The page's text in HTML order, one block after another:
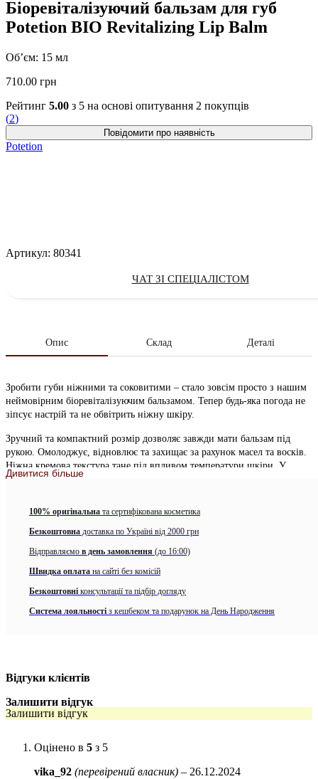
Біоревіталізуючий бальзам для губ
Potetion BIO Revitalizing Lip Balm
Об’єм: 15 мл
710.00 грн
Рейтинг 5.00 з 5 на основі опитування 2 покупців
(2)
Potetion
Артикул: 80341
ЧАТ ЗІ СПЕЦІАЛІСТОМ
Опис Склад Деталі
Зробити губи ніжними та соковитими – стало зовсім просто з нашим
неймовірним біоревіталізуючим бальзамом. Тепер будь-яка погода не
зіпсує настрій та не обвітрить ніжну шкіру.
Зручний та компактний розмір дозволяє завжди мати бальзам під
рукою. Омолоджує, відновлює та захищає за рахунок масел та восків.
Ніжна кремова текстура тане під впливом температури шкіри. У
складі одна з найцінніших олій у світі – олія Ши, яка активізує синтез
амінокислотами та восками, чудово відновлює та захищає ніжну
• Моментально зволожує
• Прискорює загоєння тріщин
• Додає губам об’єму
ПОКАЗАННЯ:
Дивитися більше
100% оригінальна та сертифікована косметика
Безкоштовна доставка по Україні від 2000 грн
Відправляємо в день замовлення (до 16:00)
Швидка оплата на сайті без комісій
Безкоштовні консультації та підбір догляду
Система лояльності з кешбеком та подарунок на День Народження
Відгуки клієнтів
Залишити відгук
Залишити відгук
Оцінено в 5 з 5
vika_92 (перевірений власник) – 26.12.2024